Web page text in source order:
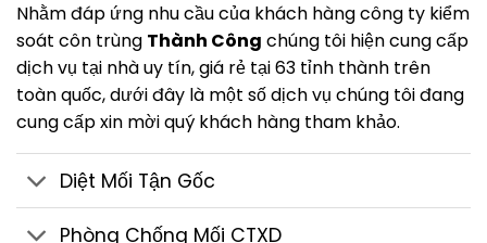
Nhằm đáp ứng nhu cầu của khách hàng công ty kiểm
soát côn trùng Thành Công chúng tôi hiện cung cấp
dịch vụ tại nhà uy tín, giá rẻ tại 63 tỉnh thành trên
toàn quốc, dưới đây là một số dịch vụ chúng tôi đang
cung cấp xin mời quý khách hàng tham khảo.
Diệt Mối Tận Gốc
Phòng Chống Mối CTXD